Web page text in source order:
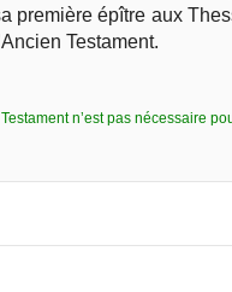
première épître aux
Testament.
n’est pas nécessaire